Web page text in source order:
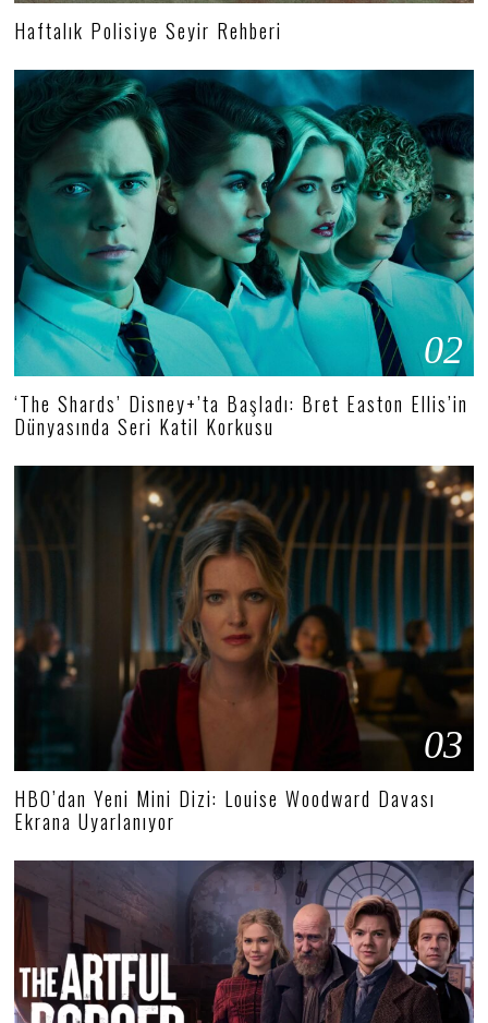
Haftalık Polisiye Seyir Rehberi
02
‘The Shards’ Disney+’ta Başladı: Bret Easton Ellis’in
Dünyasında Seri Katil Korkusu
03
HBO’dan Yeni Mini Dizi: Louise Woodward Davası
Ekrana Uyarlanıyor